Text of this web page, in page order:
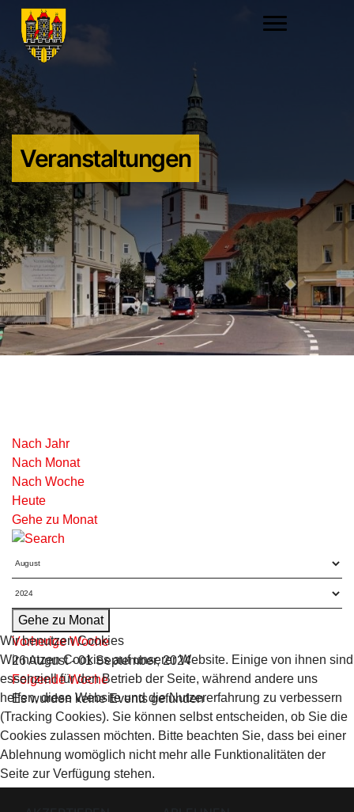
Veranstaltungen
Nach Jahr
Nach Monat
Nach Woche
Heute
Gehe zu Monat
Gehe zu Monat
Vorherige Woche
26 August - 01 September, 2024
Folgende Woche
Es wurden keine Events gefunden
Wir benutzen Cookies
Wir nutzen Cookies auf unserer Website. Einige von ihnen sind
essenziell für den Betrieb der Seite, während andere uns
helfen, diese Website und die Nutzererfahrung zu verbessern
(Tracking Cookies). Sie können selbst entscheiden, ob Sie die
Cookies zulassen möchten. Bitte beachten Sie, dass bei einer
Ablehnung womöglich nicht mehr alle Funktionalitäten der
Seite zur Verfügung stehen.